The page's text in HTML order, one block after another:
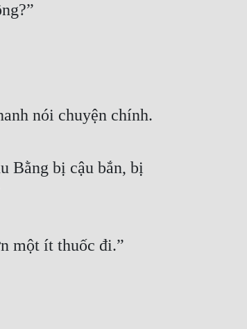
nói chuyện chính.
Bằng bị cậu bắn, bị
một ít thuốc đi.”